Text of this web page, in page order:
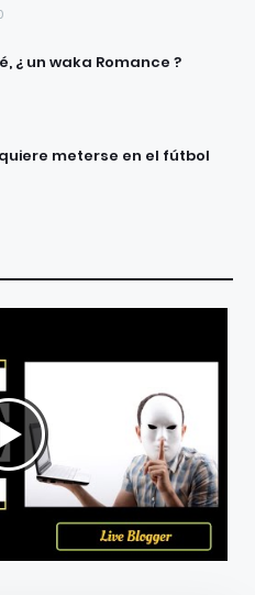
¿ un waka Romance ?
meterse en el fútbol